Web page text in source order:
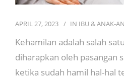
APRIL 27, 2023 IN IBU & ANAK-
Kehamilan adalah salah
diharapkan oleh pasangan
ketika sudah hamil hal-hal